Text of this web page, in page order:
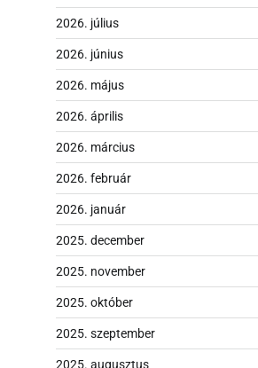
2026. július
2026. június
2026. május
2026. április
2026. március
2026. február
2026. január
2025. december
2025. november
2025. október
2025. szeptember
2025. augusztus